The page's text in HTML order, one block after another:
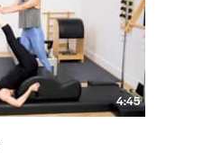
4:45